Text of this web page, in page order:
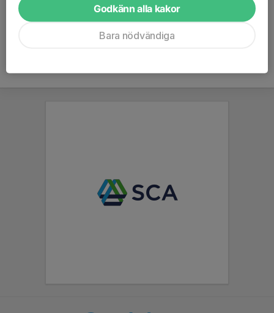
Ålder
19 år
Godkänn alla kakor
Bara nödvändiga